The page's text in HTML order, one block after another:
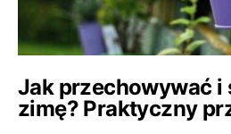
Jak przechowywać i
zimę? Praktyczny